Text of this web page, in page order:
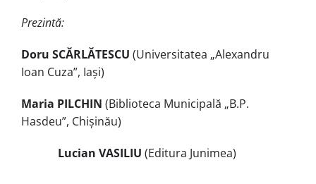
Prezintă:
Doru SCĂRLĂTESCU (Universitatea „Alexandru
Ioan Cuza”, Iași)
Maria PILCHIN (Biblioteca Municipală „B.P.
Hasdeu”, Chișinău)
Lucian VASILIU (Editura Junimea)